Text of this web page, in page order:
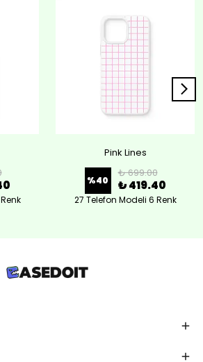
Pink Lines
%40
₺ 699.00
₺ 419.40
27 Telefon Modeli 6 Renk